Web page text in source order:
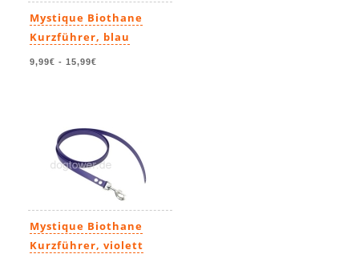
Mystique Biothane
Kurzführer, blau
9,99€ - 15,99€
Mystique Biothane
Kurzführer, violett